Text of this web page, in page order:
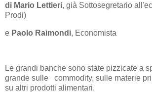
di Mario Lettieri, già Sottosegretario
Prodi)
e Paolo Raimondi, Economista
Le grandi banche sono state pizzicate a
grande sulle commodity, sulle materie
su altri prodotti alimentari.